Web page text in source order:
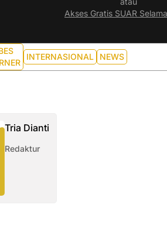
Akses Gratis SUAR
INTERNASIONAL NEWS
Tria Dianti
Redaktur